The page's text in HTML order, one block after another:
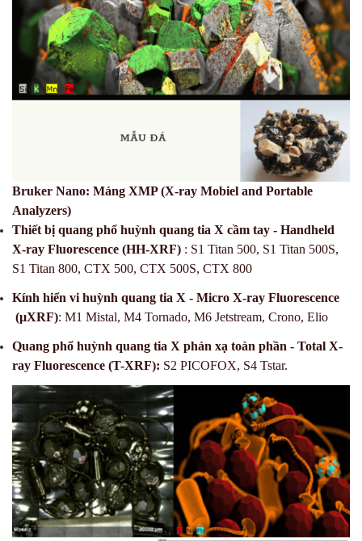
Bruker Nano: Mảng XMP (X-ray Mobiel and Portable
Analyzers)
Thiết bị quang phổ huỳnh quang tia X cầm tay - Handheld
X-ray Fluorescence (HH-XRF) : S1 Titan 500, S1 Titan 500S,
S1 Titan 800, CTX 500, CTX 500S, CTX 800
Kính hiển vi huỳnh quang tia X - Micro X-ray Fluorescence
(µXRF): M1 Mistal, M4 Tornado, M6 Jetstream, Crono, Elio
Quang phổ huỳnh quang tia X phản xạ toàn phần - Total X-
ray Fluorescence (T-XRF): S2 PICOFOX, S4 Tstar.